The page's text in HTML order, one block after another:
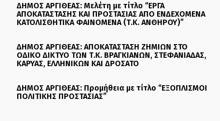
ΔΗΜΟΣ ΑΡΓΙΘΕΑΣ: Μελέτη με τίτλο “ΕΡΓΑ
ΑΠΟΚΑΤΑΣΤΑΣΗΣ ΚΑΙ ΠΡΟΣΤΑΣΙΑΣ ΑΠΟ ΕΝΔΕΧΟΜΕΝΑ
ΚΑΤΟΛΙΣΘΗΤΙΚΑ ΦΑΙΝΟΜΕΝΑ (Τ.Κ. ΑΝΘΗΡΟΥ)”
ΔΗΜΟΣ ΑΡΓΙΘΕΑΣ: ΑΠΟΚΑΤΑΣΤΑΣΗ ΖΗΜΙΩΝ ΣΤΟ
ΟΔΙΚΟ ΔΙΚΤΥΟ ΤΩΝ Τ.Κ. ΒΡΑΓΚΙΑΝΩΝ, ΣΤΕΦΑΝΙΑΔΑΣ,
ΚΑΡΥΑΣ, ΕΛΛΗΝΙΚΩΝ ΚΑΙ ΔΡΟΣΑΤΟ
ΔΗΜΟΣ ΑΡΓΙΘΕΑΣ: Προμήθεια με τίτλο “ΕΞΟΠΛΙΣΜΟΙ
ΠΟΛΙΤΙΚΗΣ ΠΡΟΣΤΑΣΙΑΣ”